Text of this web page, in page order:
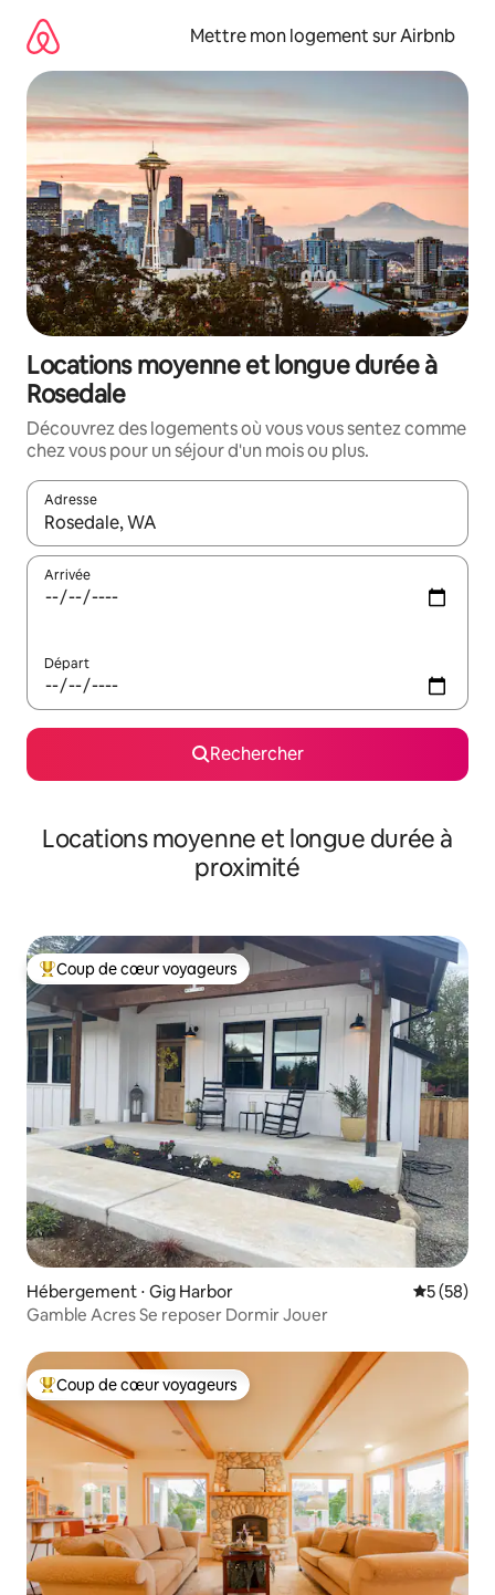
directement
contenu
Mettre mon logement sur Airbnb
Locations moyenne et longue durée à
Rosedale
Découvrez des logements où vous vous sentez comme
chez vous pour un séjour d'un mois ou plus.
Adresse
Lorsque les résultats s'affichent, utilisez les flèches vers le
Arrivée
Départ
Rechercher
Locations moyenne et longue durée à
proximité
Coups de cœur voyageurs les plus appréciés
Coup de cœur voyageurs
Hébergement ⋅ Gig Harbor
5 (58)
Gamble Acres Se reposer Dormir Jouer
Coups de cœur voyageurs les plus appréciés
Coup de cœur voyageurs